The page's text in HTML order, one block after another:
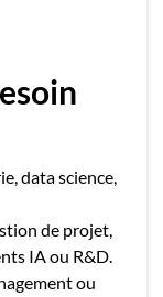
data science,
de projet,
IA ou R&D.
ou